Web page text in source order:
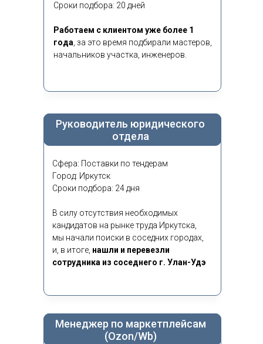
Сроки подбора: 20 дней
Работаем с клиентом уже более 1
года за это время подбирали мастеров,
начальников участка, инженеров.
Руководитель юридического
отдела
Сфера: Поставки по тендерам
Город: Иркутск
Сроки подбора: 24 дня
В силу отсутствия необходимых
кандидатов на рынке труда Иркутска,
мы начали поиски в соседних городах,
и, в итоге, нашли и перевезли
сотрудника из соседнего г. Улан-Удэ
Менеджер по маркетплейсам
(Ozon/Wb)